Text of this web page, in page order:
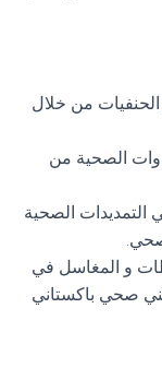
الحنفيات من خلال
الصحية من
الصحية
و المغاسل في
صحي باكستاني